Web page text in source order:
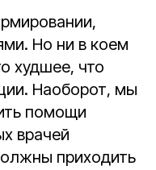
Но ни в коем
худшее, что
Наоборот, мы
помощи
врачей
приходить